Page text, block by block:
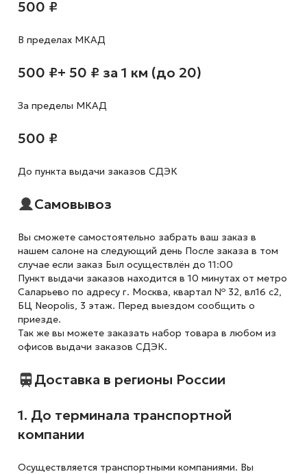
500 ₽
В пределах МКАД
500 ₽+ 50 ₽ за 1 км (до 20)
За пределы МКАД
500 ₽
До пункта выдачи заказов СДЭК
Самовывоз
Вы сможете самостоятельно забрать ваш заказ в
нашем салоне на следующий день После заказа в том
случае если заказ Был осуществлён до 11:00
Пункт выдачи заказов находится в 10 минутах от метро
Саларьево по адресу г. Москва, квартал № 32, вл16 с2,
БЦ Neopolis, 3 этаж. Перед выездом сообщить о
приезде.
Так же вы можете заказать набор товара в любом из
офисов выдачи заказов СДЭК.
Доставка в регионы России
1. До терминала транспортной
компании
Осуществляется транспортными компаниями. Вы